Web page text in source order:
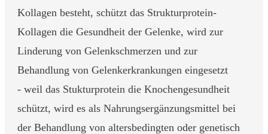
Kollagen besteht, schützt das Strukturprotein-
Kollagen die Gesundheit der Gelenke, wird zur
Linderung von Gelenkschmerzen und zur
Behandlung von Gelenkerkrankungen eingesetzt
- weil das Stukturprotein die Knochengesundheit
schützt, wird es als Nahrungsergänzungsmittel bei
der Behandlung von altersbedingten oder genetisch